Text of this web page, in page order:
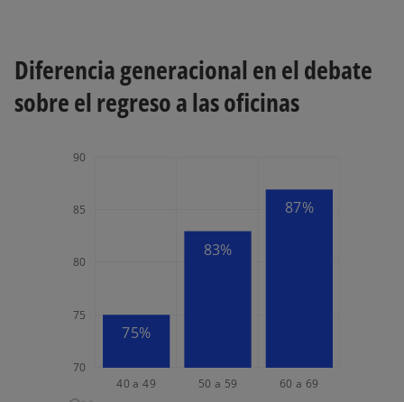
Diferencia generacional en el debate
sobre el regreso a las oficinas
75%
83%
87%
74
70
80
90
85
75
L
40 a 49 50 a 59 60 a 69